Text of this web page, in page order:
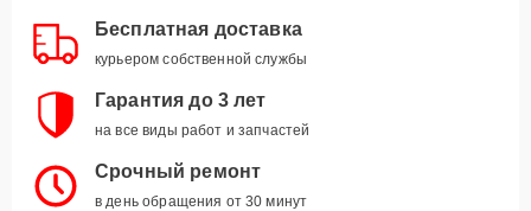
Бесплатная доставка
курьером собственной службы
Гарантия до 3 лет
на все виды работ и запчастей
Срочный ремонт
в день обращения от 30 минут